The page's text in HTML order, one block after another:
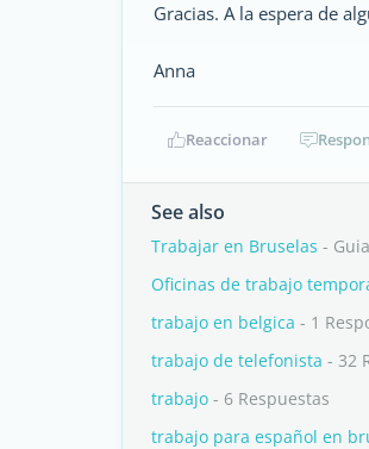
Gracias. A la espera de
Anna
Reaccionar
See also
Trabajar en Bruselas - Guia
Oficinas de trabajo
trabajo en belgica - 1
trabajo de telefonista - 32
trabajo - 6 Respuestas
trabajo para español en